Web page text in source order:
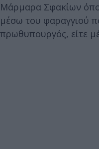
Μάρμαρα Σφακίων
μέσω του φαραγγιού
πρωθυπουργός, είτε